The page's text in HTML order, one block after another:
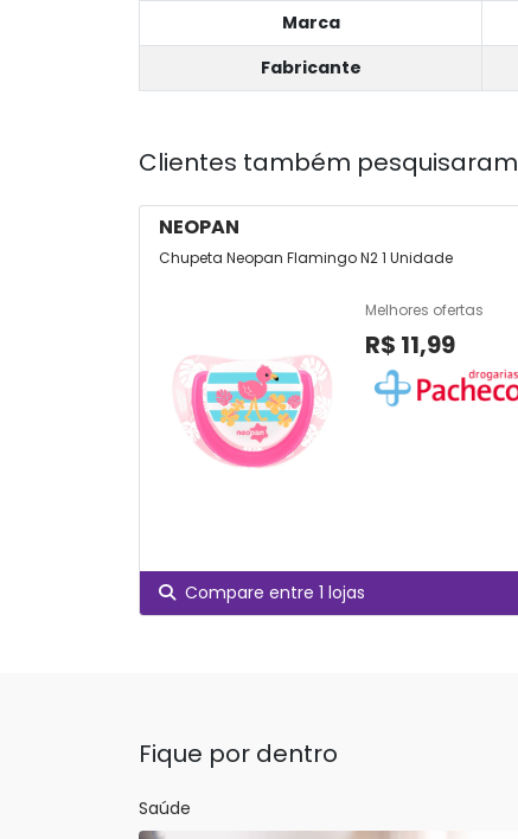
Marca
Fabricante
Clientes também pesquisaram
NEOPAN
Chupeta Neopan Flamingo N2 1 Unidade
Melhores ofertas
R$ 11,99
Compare entre 1 lojas
Fique por dentro
Saúde